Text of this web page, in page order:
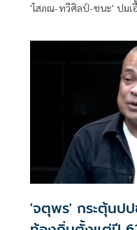
'โสภณ-ทวีศิลป์-ชนะ' ปม
'จตุพร' กระตุ้นป